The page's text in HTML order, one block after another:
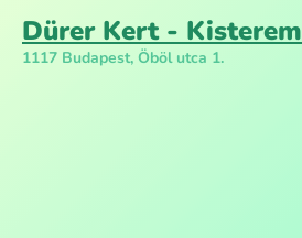
Dürer Kert - Kisterem
1117 Budapest, Öböl utca 1.